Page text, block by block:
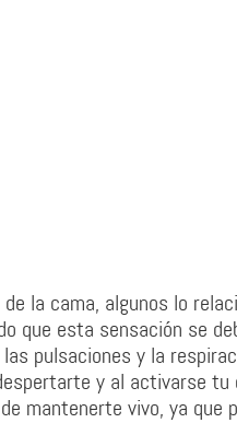
la cama, algunos lo
que esta sensación se
pulsaciones y la
y al activarse
mantenerte vivo, ya